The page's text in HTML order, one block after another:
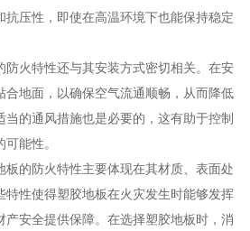
抗压性，即使在高温环境下也能保持稳定
防火特性还与其安装方式密切相关。在安
合地面，以确保空气流通顺畅，从而降低
当的通风措施也是必要的，这有助于控制
能性。
板的防火特性主要体现在其材质、表面处
特性使得塑胶地板在火灾发生时能够发挥
产安全提供保障。在选择塑胶地板时，消